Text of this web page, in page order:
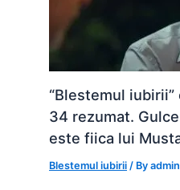
“Blestemul
34 rezumat.
este fiica lui
Blestemul iubirii / Byadmin